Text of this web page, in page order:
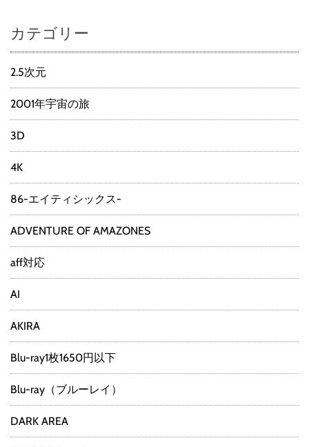
カテゴリー
2.5次元
2001年宇宙の旅
3D
4K
86-エイティシックス-
ADVENTURE OF AMAZONES
aff対応
AI
AKIRA
Blu-ray1枚1650円以下
Blu-ray（ブルーレイ）
DARK AREA